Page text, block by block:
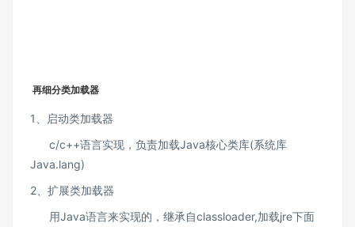
再细分类加载器
1、启动类加载器
c/c++语言实现，负责加载Java核心类库(系统库
Java.lang)
2、扩展类加载器
用Java语言来实现的，继承自classloader,加载jre下面